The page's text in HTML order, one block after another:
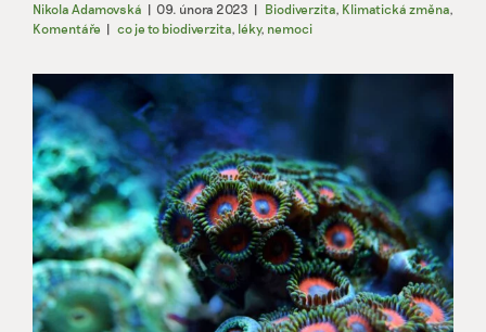
Nikola Adamovská | 09. února 2023 | Biodiverzita, Klimatická změna,
Komentáře | co je to biodiverzita, léky, nemoci
Zobrazit
větší
obrázek